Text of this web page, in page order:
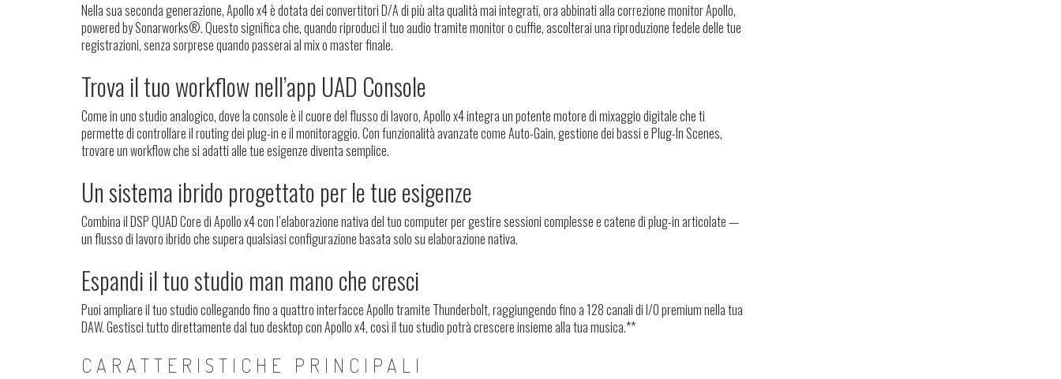
Nella sua seconda generazione, Apollo x4 è dotata dei convertitori D/A di più alta qualità mai integrati, ora abbinati alla correzione monitor Apollo,
powered by Sonarworks®. Questo significa che, quando riproduci il tuo audio tramite monitor o cuffie, ascolterai una riproduzione fedele delle tue
registrazioni, senza sorprese quando passerai al mix o master finale.
Trova il tuo workflow nell’app UAD Console
Come in uno studio analogico, dove la console è il cuore del flusso di lavoro, Apollo x4 integra un potente motore di mixaggio digitale che ti
permette di controllare il routing dei plug-in e il monitoraggio. Con funzionalità avanzate come Auto-Gain, gestione dei bassi e Plug-In Scenes,
trovare un workflow che si adatti alle tue esigenze diventa semplice.
Un sistema ibrido progettato per le tue esigenze
Combina il DSP QUAD Core di Apollo x4 con l’elaborazione nativa del tuo computer per gestire sessioni complesse e catene di plug-in articolate —
un flusso di lavoro ibrido che supera qualsiasi configurazione basata solo su elaborazione nativa.
Espandi il tuo studio man mano che cresci
Puoi ampliare il tuo studio collegando fino a quattro interfacce Apollo tramite Thunderbolt, raggiungendo fino a 128 canali di I/O premium nella tua
DAW. Gestisci tutto direttamente dal tuo desktop con Apollo x4, così il tuo studio potrà crescere insieme alla tua musica.**
CARATTERISTICHE PRINCIPALI